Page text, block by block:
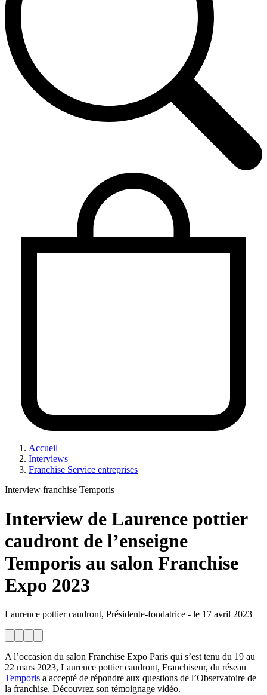
Accueil
Interviews
Franchise Service entreprises
Interview franchise Temporis
Interview de Laurence pottier
caudront de l’enseigne
Temporis au salon Franchise
Expo 2023
Laurence pottier caudront, Présidente-fondatrice - le 17 avril 2023
A l’occasion du salon Franchise Expo Paris qui s’est tenu du 19 au
22 mars 2023, Laurence pottier caudront, Franchiseur, du réseau
Temporis a accepté de répondre aux questions de l’Observatoire de
la franchise. Découvrez son témoignage vidéo.